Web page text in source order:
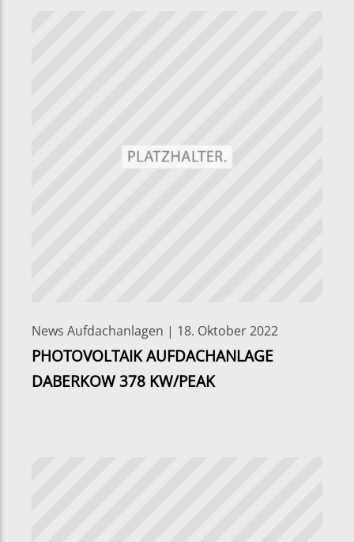
News Aufdachanlagen | 18. Oktober 2022
PHOTOVOLTAIK AUFDACHANLAGE
DABERKOW 378 KW/PEAK